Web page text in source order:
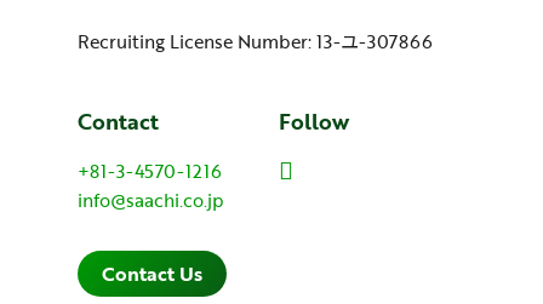
Recruiting License Number: 13-ユ-307866
Contact
+81-3-4570-1216
info@saachi.co.jp
Contact Us
Follow